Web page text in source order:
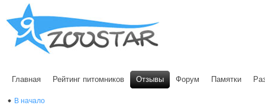
Главная Рейтинг питомников Отзывы Форум Памятки
В начало